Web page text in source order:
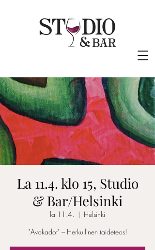
La 11.4. klo 15, Studio
& Bar/Helsinki
la 11.4.
  |
Helsinki
"Avokadot" – Herkullinen taideteos!